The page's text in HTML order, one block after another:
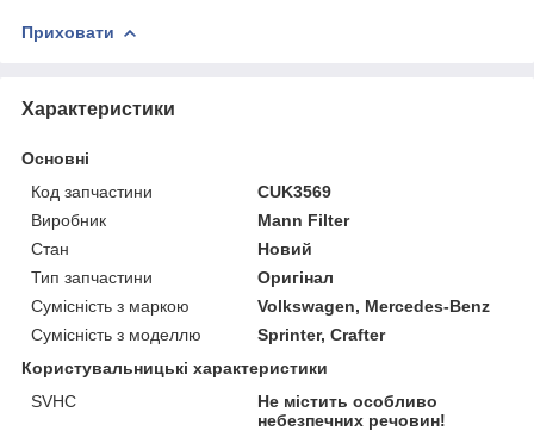
Приховати
Характеристики
Основні
Код запчастини
CUK3569
Виробник
Mann Filter
Стан
Новий
Тип запчастини
Оригінал
Сумісність з маркою
Volkswagen, Mercedes-Benz
Сумісність з моделлю
Sprinter, Crafter
Користувальницькі характеристики
SVHC
Не містить особливо
небезпечних речовин!